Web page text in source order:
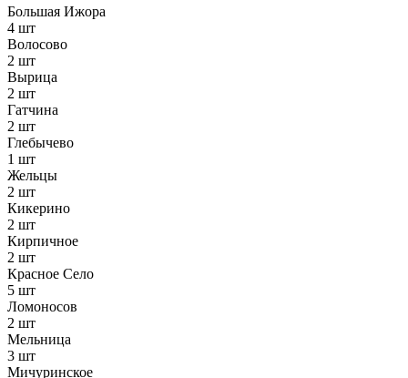
Большая Ижора
4 шт
Волосово
2 шт
Вырица
2 шт
Гатчина
2 шт
Глебычево
1 шт
Жельцы
2 шт
Кикерино
2 шт
Кирпичное
2 шт
Красное Село
5 шт
Ломоносов
2 шт
Мельница
3 шт
Мичуринское